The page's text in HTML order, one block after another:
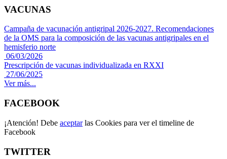
VACUNAS
Campaña de vacunación antigripal 2026-2027. Recomendaciones
de la OMS para la composición de las vacunas antigripales en el
hemisferio norte
06/03/2026
Prescripción de vacunas individualizada en RXXI
27/06/2025
Ver más...
FACEBOOK
¡Atención! Debe aceptarlas Cookies para ver el timeline de
Facebook
TWITTER